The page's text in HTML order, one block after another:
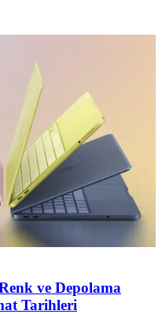
ve Depolama
Tarihleri